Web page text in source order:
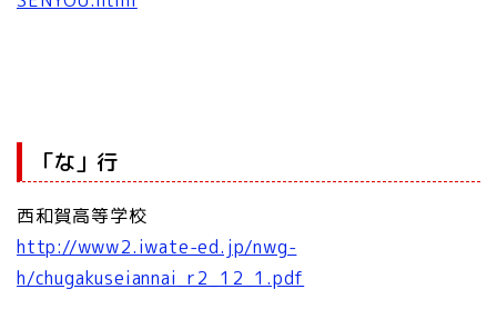
「な」行
西和賀高等学校
http://www2.iwate-ed.jp/nwg-
h/chugakuseiannai_r2_12_1.pdf